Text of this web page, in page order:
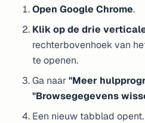
Open Google Chrome.
Klik op de drie
rechterbovenhoek van
te openen.
Ga naar"Meer
"Browsegegevens
Een nieuw tabblad